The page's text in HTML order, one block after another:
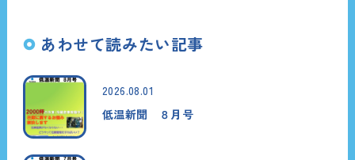
あわせて読みたい記事
2026.08.01
低温新聞 ８月号